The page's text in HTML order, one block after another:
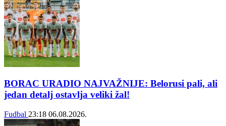
BORAC URADIO NAJVAŽNIJE: Belorusi pali, ali
jedan detalj ostavlja veliki žal!
Fudbal 23:18 06.08.2026.